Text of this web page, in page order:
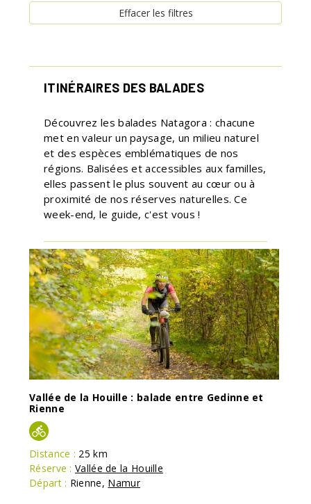
Effacer les filtres
ITINÉRAIRES DES BALADES
Découvrez les balades Natagora : chacune
met en valeur un paysage, un milieu naturel
et des espèces emblématiques de nos
régions. Balisées et accessibles aux familles,
elles passent le plus souvent au cœur ou à
proximité de nos réserves naturelles. Ce
week-end, le guide, c'est vous !
Vallée de la Houille : balade entre Gedinne et
Rienne
Distance : 25 km
Réserve : Vallée de la Houille
Départ : Rienne, Namur